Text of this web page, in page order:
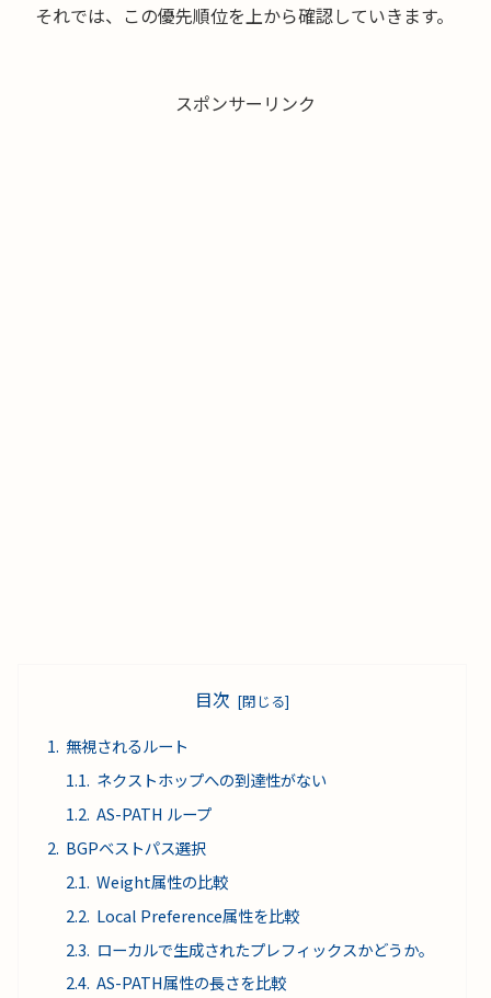
それでは、この優先順位を上から確認していきます。
スポンサーリンク
目次
無視されるルート
ネクストホップへの到達性がない
AS-PATH ループ
BGPベストパス選択
Weight属性の比較
Local Preference属性を比較
ローカルで生成されたプレフィックスかどうか。
AS-PATH属性の長さを比較